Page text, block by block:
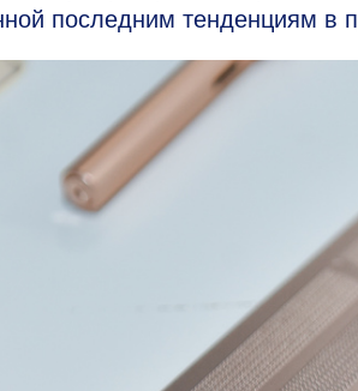
последним тенденциям в